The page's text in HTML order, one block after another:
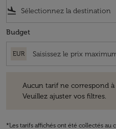
flight_land
Budget
EUR
Aucun tarif ne correspond
Veuillez ajuster vos filtres.
*Les tarifs affichés ont été collectés au